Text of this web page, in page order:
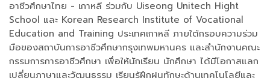
อาชีวศึกษาไทย - เกาหลี ร่วมกับ Uiseong Unitech Hight
School และ Korean Research Institute of Vocational
Education and Training ประเทศเกาหลี ภายใต้กรอบความร่วม
มือของสถาบันการอาชีวศึกษากรุงเทพมหานคร และสำนักงานคณะ
กรรมการการอาชีวศึกษา เพื่อให้นักเรียน นักศึกษา ได้มีโอกาสแลก
เปลี่ยนภาษาและวัฒนธรรม เรียนรู้ฝึกฝนทักษะด้านเทคโนโลยีและ